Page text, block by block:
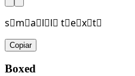
s⃝m⃝a⃝l⃝l⃝ t⃝e⃝x⃝t⃝
Copiar
Boxed